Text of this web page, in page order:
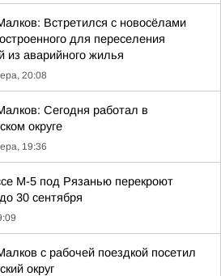
Встретился с новосёлами
для переселения
из аварийного жилья
20:08
Сегодня работал в
округе
19:36
М-5 под Рязанью перекроют
30 сентября
с рабочей поездкой посетил
округ